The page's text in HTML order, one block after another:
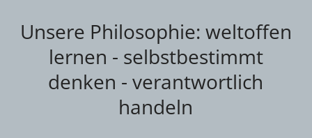
Unsere Philosophie: weltoffen
lernen - selbstbestimmt
denken - verantwortlich
handeln